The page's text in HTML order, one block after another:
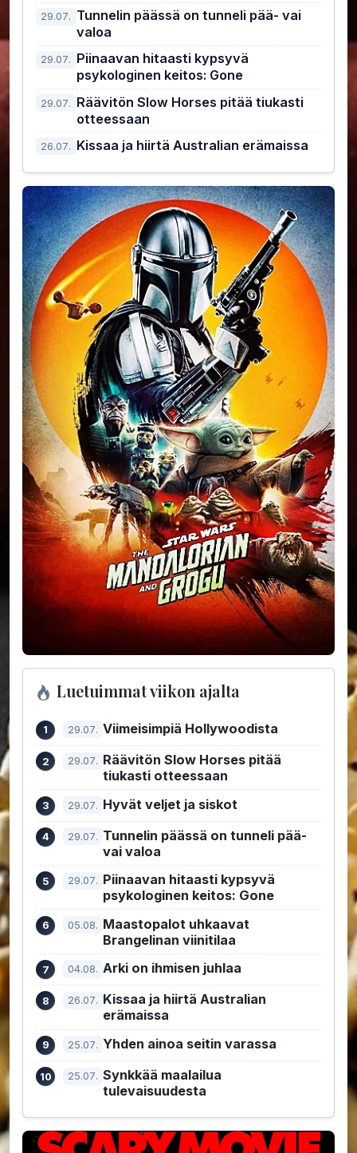
29.07. Tunnelin päässä on tunneli pää- vai
valoa
29.07. Piinaavan hitaasti kypsyvä
psykologinen keitos: Gone
29.07. Räävitön Slow Horses pitää tiukasti
otteessaan
26.07. Kissaa ja hiirtä Australian erämaissa
Luetuimmat viikon ajalta
29.07. Viimeisimpiä Hollywoodista
29.07. Räävitön Slow Horses pitää
tiukasti otteessaan
29.07. Hyvät veljet ja siskot
29.07. Tunnelin päässä on tunneli pää-
vai valoa
29.07. Piinaavan hitaasti kypsyvä
psykologinen keitos: Gone
05.08. Maastopalot uhkaavat
Brangelinan viinitilaa
04.08. Arki on ihmisen juhlaa
26.07. Kissaa ja hiirtä Australian
erämaissa
25.07. Yhden ainoa seitin varassa
25.07. Synkkää maalailua
tulevaisuudesta